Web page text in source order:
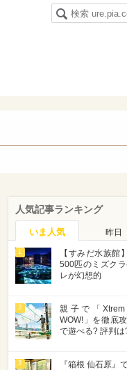
人気記事ランキング
いま人気 昨日
1
【すみだ水族館
500匹のミズク
レが幻想的
2
親子で「
WOW!」を徹底
で遊べる? 評判
3
『箱根 仙石原』